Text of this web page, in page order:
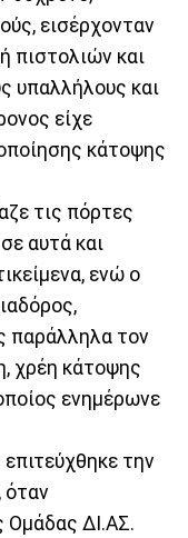
εισέρχονταν
πιστολιών και
υπαλλήλους και
είχε
κάτοψης
τις πόρτες
αυτά και
ενώ ο
παράλληλα τον
χρέη κάτοψης
ενημέρωνε
την
όταν
Ομάδας ΔΙ.ΑΣ.